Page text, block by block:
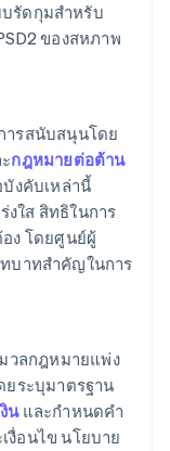
รัดกุมสำหรับ
ของสหภาพ
ารสนับสนุนโดย
กฎหมายต่อต้าน
งคับเหล่านี้
ใส สิทธิในการ
ง โดยศูนย์ผู้
บาทสำคัญในการ
วลกฎหมายแพ่ง
ระบุมาตรฐาน
นและกำหนดคำ
งื่อนไข นโยบาย